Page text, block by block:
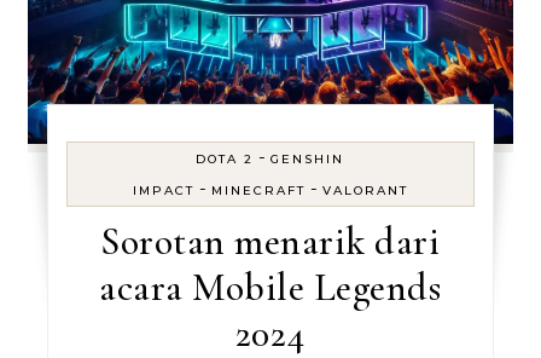
DOTA 2 -GENSHIN
IMPACT - MINECRAFT - VALORANT
Sorotan menarik dari
acara Mobile Legends
2024